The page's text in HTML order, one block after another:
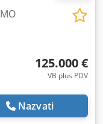
125.000 €
VB plus PDV
Nazvati